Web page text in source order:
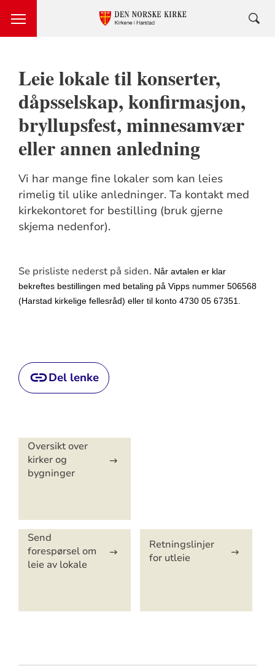
Leie lokale til konserter,
dåpsselskap, konfirmasjon,
bryllupsfest, minnesamvær
eller annen anledning
Vi har mange fine lokaler som kan leies
rimelig til ulike anledninger. Ta kontakt med
kirkekontoret for bestilling (bruk gjerne
skjema nedenfor).
Se prisliste nederst på siden. Når avtalen er klar
bekreftes bestillingen med betaling på Vipps nummer 506568
(Harstad kirkelige fellesråd) eller til konto 4730 05 67351.
Del lenke
Artikkelsnarveger
Oversikt over
kirker og
bygninger
Send
forespørsel om
leie av lokale
Retningslinjer
for utleie